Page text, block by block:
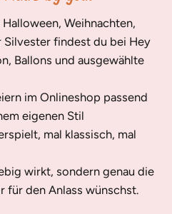
Weihnachten,
findest du bei Hey
Ballons und ausgewählte
im Onlineshop passend
eigenen Stil
mal klassisch, mal
wirkt, sondern genau die
für den Anlass wünschst.